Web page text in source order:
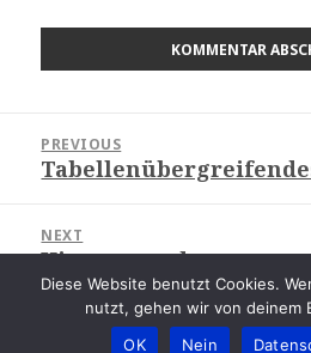
PREVIOUS
Previous
NEXT
Next
post:
Hintergrund
Copyright © 2015 - 2022|Proudly
Theme: Fifteenth by
Diese Website benutzt Cookies.
nutzt, gehen wir von deinem
OK
Nein